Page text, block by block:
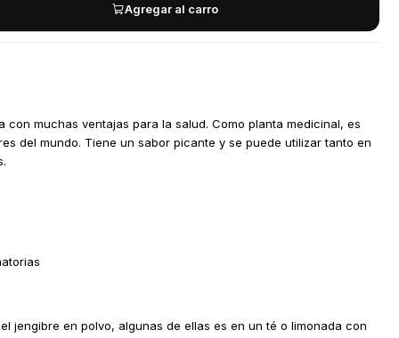
Agregar al carro
con muchas ventajas para la salud. Como planta medicinal, es
del mundo. Tiene un sabor picante y se puede utilizar tanto en
jengibre en polvo, algunas de ellas es en un té o limonada con